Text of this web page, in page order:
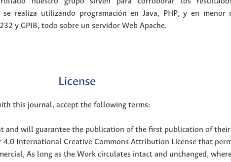
realiza utilizando programación en Java, PHP, y en menor
y GPIB, todo sobre un servidor Web Apache.
License
this journal, accept the following terms:
and will guarantee the publication of the first publication of
International Creative Commons Attribution License that
As long as the Work circulates intact and unchanged,